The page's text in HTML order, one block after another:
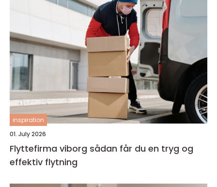
inspiration
01. July 2026
Flyttefirma viborg sådan får du en tryg og
effektiv flytning